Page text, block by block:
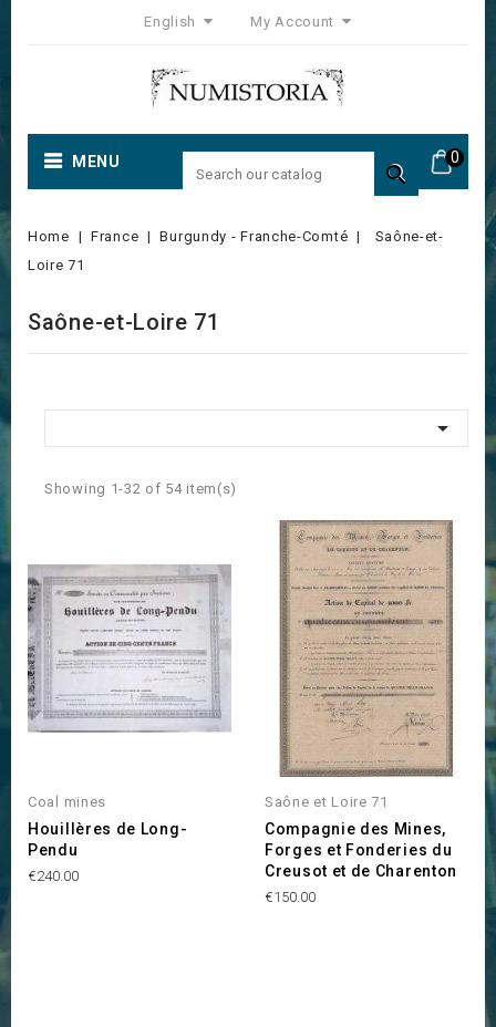
English My Account
0
MENU 
Home France Burgundy - Franche-Comté
Saône-et-
Loire 71
Saône-et-Loire 71

Showing 1-32 of 54 item(s)
Coal mines
Houillères de Long-
Pendu
Price
€240.00
Saône et Loire 71
Compagnie des Mines,
Forges et Fonderies du
Creusot et de Charenton
Price
€150.00